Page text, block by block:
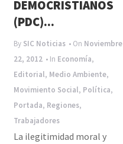
DEMOCRISTIANOS
(PDC)...
By SIC Noticias • On Noviembre
22, 2012 • In Economía,
Editorial, Medio Ambiente,
Movimiento Social, Política,
Portada, Regiones,
Trabajadores
La ilegitimidad moral y